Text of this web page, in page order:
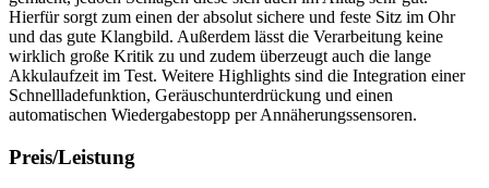
Hierfür sorgt zum einen der absolut sichere und feste Sitz im Ohr
und das gute Klangbild. Außerdem lässt die Verarbeitung keine
wirklich große Kritik zu und zudem überzeugt auch die lange
Akkulaufzeit im Test. Weitere Highlights sind die Integration einer
Schnellladefunktion, Geräuschunterdrückung und einen
automatischen Wiedergabestopp per Annäherungssensoren.
Preis/Leistung